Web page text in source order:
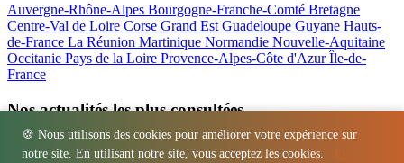
🍪 Nous utilisons des cookies pour améliorer votre expérience sur
notre site. En utilisant notre site, vous acceptez les cookies.
Auvergne-Rhône-Alpes Bourgogne-Franche-Comté Bretagne
Centre-Val de Loire Corse Grand Est Guadeloupe Guyane Hauts-
de-France La Réunion Martinique Normandie Nouvelle-Aquitaine
Occitanie Pays de la Loire Provence-Alpes-Côte d'AzurÎle-de-
France
Nos actualités les plus consultées
Location bétonnière : guide complet et tarifs